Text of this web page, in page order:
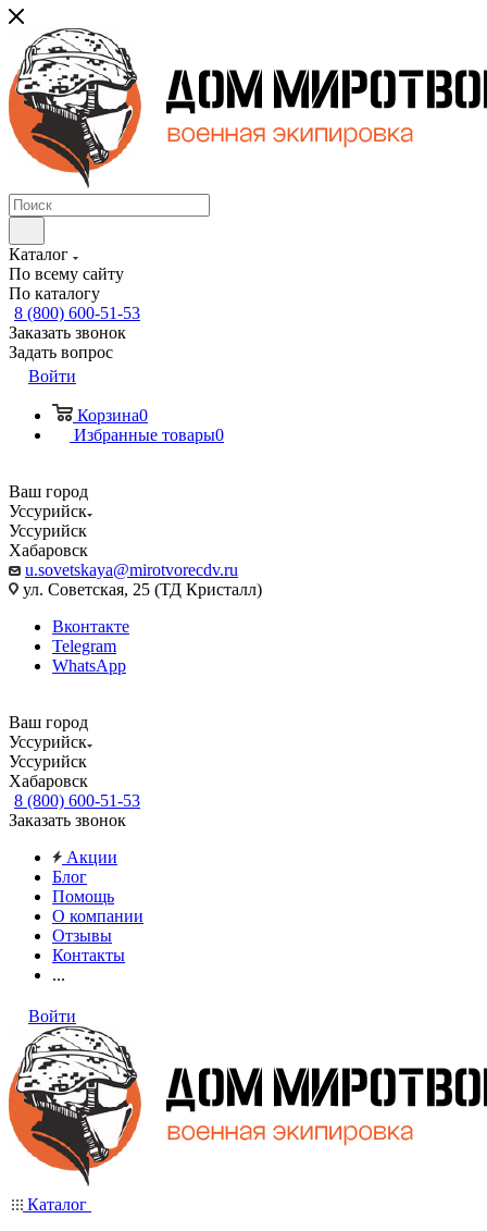
Каталог
По всему сайту
По каталогу
8 (800) 600-51-53
Заказать звонок
Задать вопрос
Войти
Корзина0
Избранные товары0
Ваш город
Уссурийск
Уссурийск
Хабаровск
u.sovetskaya@mirotvorecdv.ru
ул. Советская, 25 (ТД Кристалл)
Вконтакте
Telegram
WhatsApp
Ваш город
Уссурийск
Уссурийск
Хабаровск
8 (800) 600-51-53
Заказать звонок
Акции
Блог
Помощь
О компании
Отзывы
Контакты
...
Войти
Каталог